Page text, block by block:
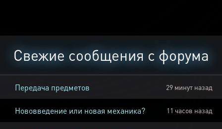
Свежие сообщения с форума
Передача предметов 29 минут назад
Нововведение или новая механика? 11 часов назад